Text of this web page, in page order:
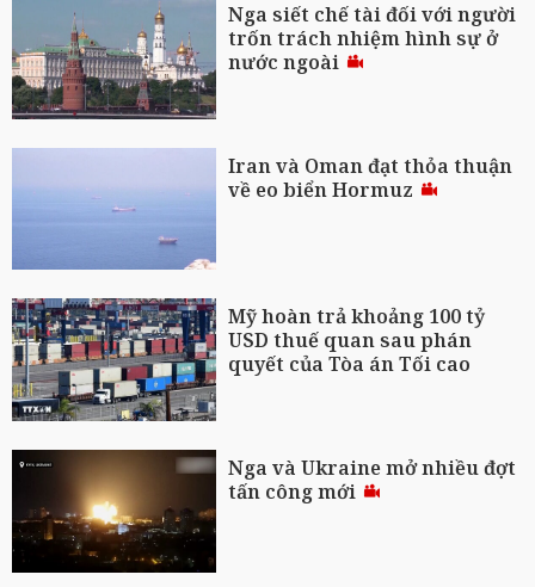
Nga siết chế tài đối với người
trốn trách nhiệm hình sự ở
nước ngoài
Iran và Oman đạt thỏa thuận
về eo biển Hormuz
Mỹ hoàn trả khoảng 100 tỷ
USD thuế quan sau phán
quyết của Tòa án Tối cao
Nga và Ukraine mở nhiều đợt
tấn công mới